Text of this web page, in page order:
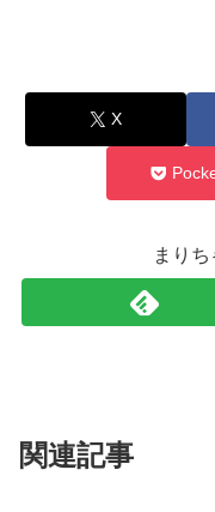
X
まり
関連記事